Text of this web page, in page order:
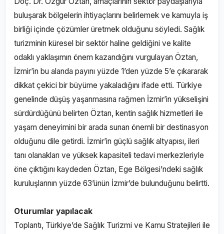
buluşarak bölgelerin ihtiyaçlarını belirlemek ve kamuyla iş
birliği içinde çözümler üretmek olduğunu söyledi. Sağlık
turizminin küresel bir sektör haline geldiğini ve kalite
odaklı yaklaşımın önem kazandığını vurgulayan Öztan,
İzmir’in bu alanda payını yüzde 1’den yüzde 5’e çıkararak
dikkat çekici bir büyüme yakaladığını ifade etti. Türkiye
genelinde düşüş yaşanmasına rağmen İzmir’in yükselişini
sürdürdüğünü belirten Öztan, kentin sağlık hizmetleri ile
yaşam deneyimini bir arada sunan önemli bir destinasyon
olduğunu dile getirdi. İzmir’in güçlü sağlık altyapısı, ileri
tanı olanakları ve yüksek kapasiteli tedavi merkezleriyle
öne çıktığını kaydeden Öztan, Ege Bölgesi’ndeki sağlık
kuruluşlarının yüzde 63’ünün İzmir’de bulunduğunu belirtti.
Oturumlar yapılacak
Toplantı, Türkiye’de Sağlık Turizmi ve Kamu Stratejileri ile